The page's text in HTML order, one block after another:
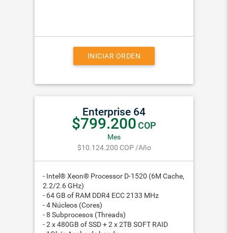
INICIAR ORDEN
Enterprise 64
$799.200COP
Mes
$10.124.200 COP /Año
- Intel® Xeon® Processor D-1520 (6M Cache,
2.2/2.6 GHz)
- 64 GB of RAM DDR4 ECC 2133 MHz
- 4 Núcleos (Cores)
- 8 Subprocesos (Threads)
- 2 x 480GB of SSD + 2 x 2TB SOFT RAID